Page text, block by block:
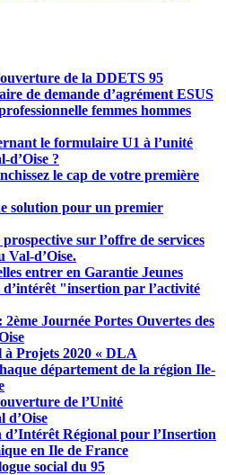
de la DDETS 95
de demande d’agrément ESUS
femmes hommes
le formulaire U1 à l’unité
d’Oise ?
le cap de votre première
solution pour un premier
sur l’offre de services
Val-d’Oise.
entrer en Garantie Jeunes
"insertion par l’activité
Journée Portes Ouvertes des
à Projets 2020 « DLA
département de la région Ile-
de l’Unité
d’Oise
Régional pour l’Insertion
en Ile de France
social du 95